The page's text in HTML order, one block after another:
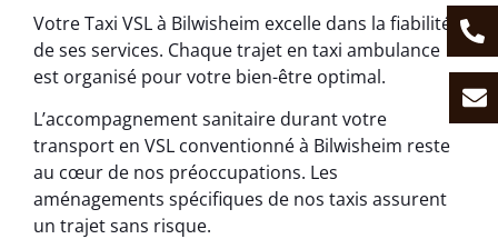
Votre Taxi VSL à Bilwisheim excelle dans la fiabilité
de ses services. Chaque trajet en taxi ambulance
est organisé pour votre bien-être optimal.
L’accompagnement sanitaire durant votre
transport en VSL conventionné à Bilwisheim reste
au cœur de nos préoccupations. Les
aménagements spécifiques de nos taxis assurent
un trajet sans risque.